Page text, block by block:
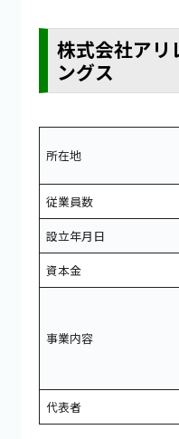
株式会社アリ
ングス
所在地
従業員数
設立年月日
資本金
事業内容
代表者